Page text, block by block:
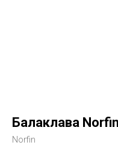
Балаклава
Norfin